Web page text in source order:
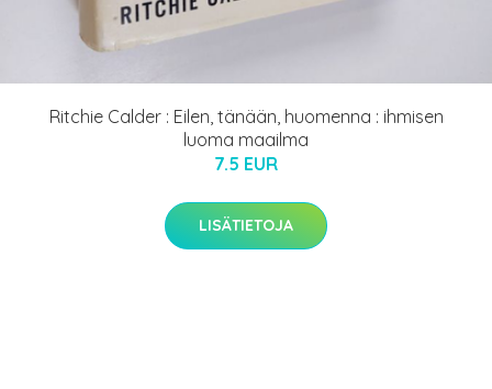
Ritchie Calder : Eilen, tänään, huomenna : ihmisen
luoma maailma
7.5 EUR
LISÄTIETOJA